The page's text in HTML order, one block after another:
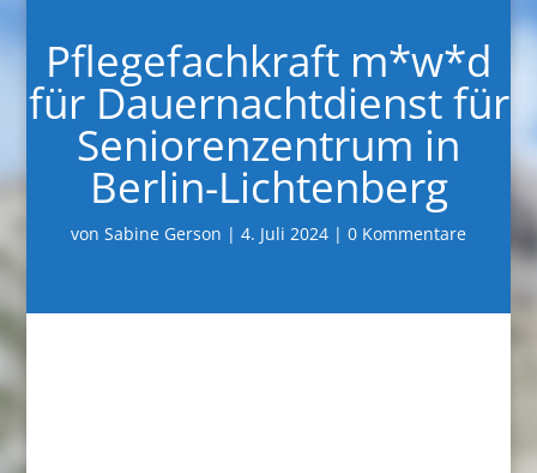
Pflegefachkraft m*w*d
für Dauernachtdienst für
Seniorenzentrum in
Berlin-Lichtenberg
von Sabine Gerson 4. Juli 2024 0 Kommentare